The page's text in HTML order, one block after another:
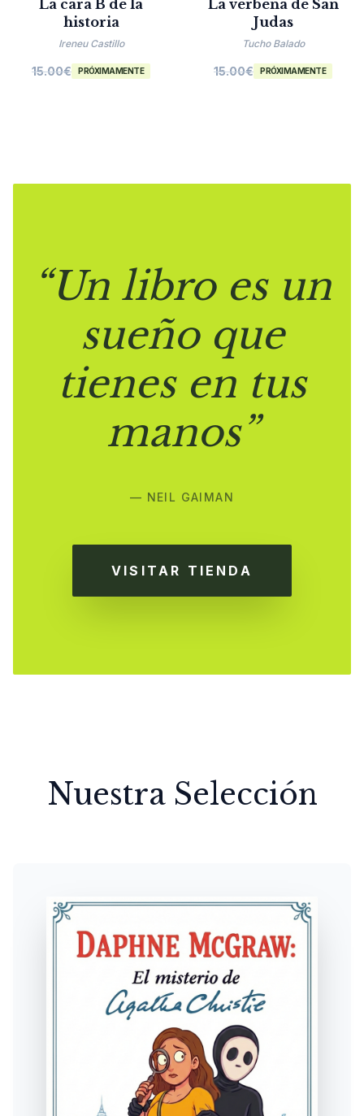
La cara B de la
historia
Ireneu Castillo
15.00€ PRÓXIMAMENTE
La verbena de San
Judas
Tucho Balado
15.00€ PRÓXIMAMENTE
“Un libro es un
sueño que
tienes en tus
manos”
— NEIL GAIMAN
VISITAR TIENDA
Nuestra Selección